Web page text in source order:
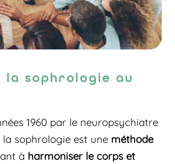
la sophrologie au
1960 par le neuropsychiatre
sophrologie est une méthode
à harmoniser le corps et